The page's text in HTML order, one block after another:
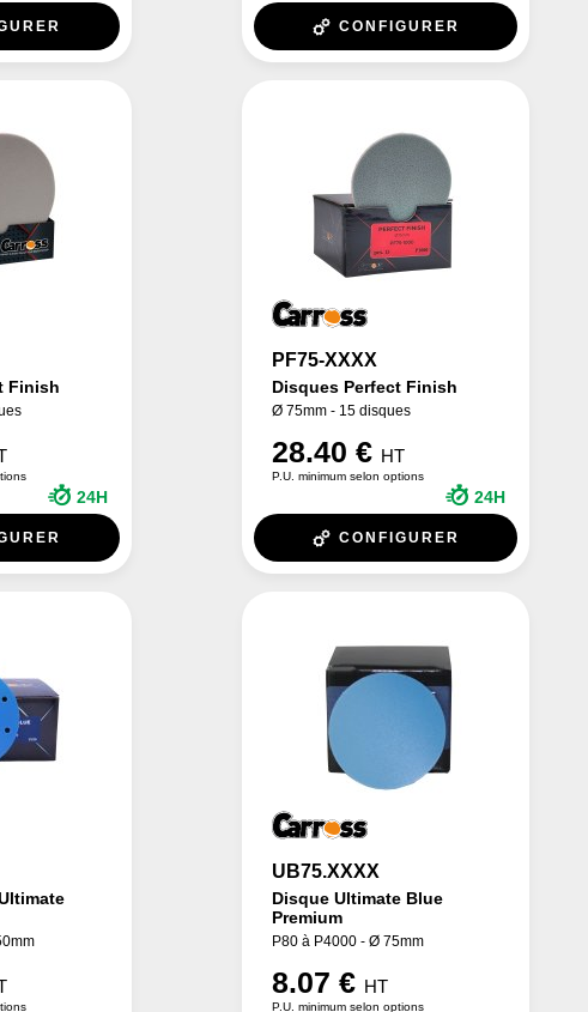
CONFIGURER
Finish
24H
PF75-XXXX
Disques Perfect Finish
Ø 75mm - 15 disques
28.40 € HT
P.U. minimum selon options
24H
CONFIGURER
UB75.XXXX
Disque Ultimate Blue
Premium
P80 à P4000 - Ø 75mm
8.07 € HT
P.U. minimum selon options